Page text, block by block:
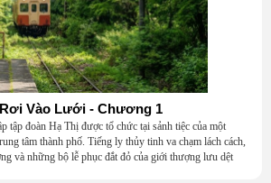
Vào Lưới - Chương 1
tập đoàn Hạ Thị được tổ chức tại sảnh tiệc của một
tâm thành phố. Tiếng ly thủy tinh va chạm lách cách,
và những bộ lễ phục đắt đỏ của giới thượng lưu dệt